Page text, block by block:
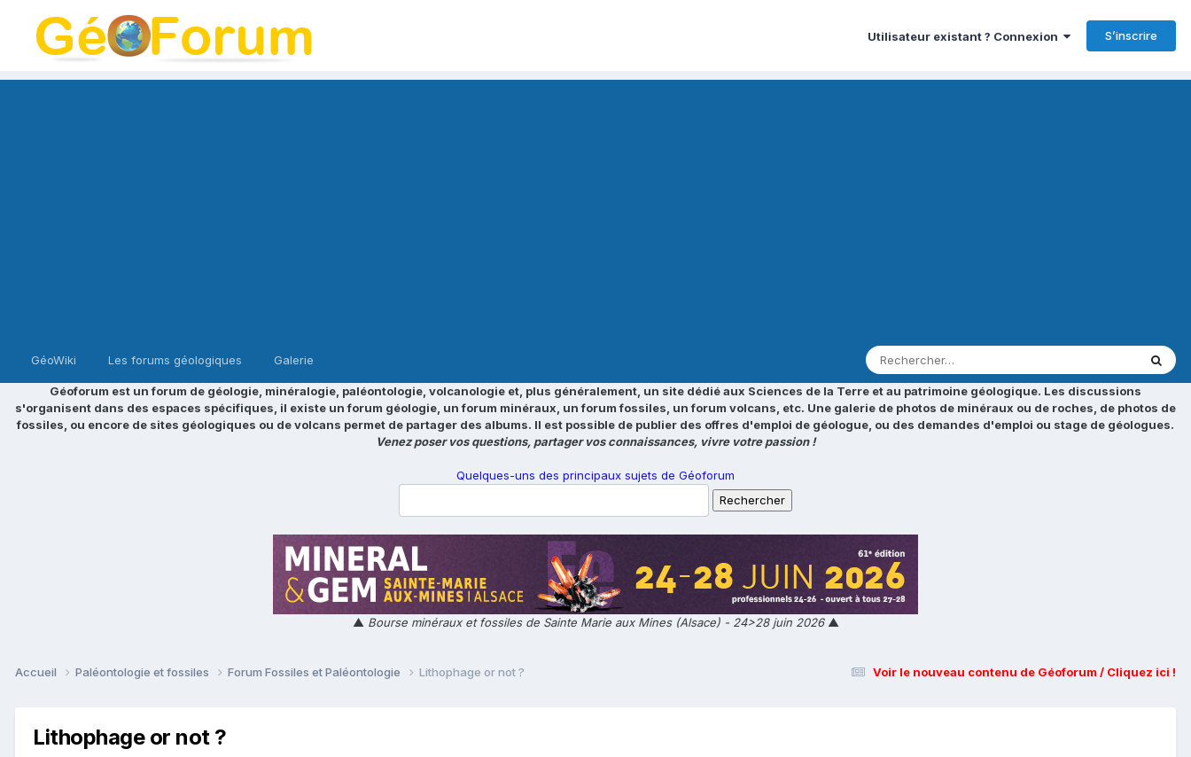
Utilisateur existant ? Connexion S’inscrire
GéoWiki Les forums géologiques Galerie
Géoforum est un forum de géologie, minéralogie, paléontologie, volcanologie et, plus généralement, un site dédié aux Sciences de la Terre et au patrimoine géologique. Les discussions
s'organisent dans des espaces spécifiques, il existe un forum géologie, un forum minéraux, un forum fossiles, un forum volcans, etc. Une galerie de photos de minéraux ou de roches, de photos de
fossiles, ou encore de sites géologiques ou de volcans permet de partager des albums. Il est possible de publier des offres d'emploi de géologue, ou des demandes d'emploi ou stage de géologues.
Venez poser vos questions, partager vos connaissances, vivre votre passion !
Quelques-uns des principaux sujets de Géoforum
▲ Bourse minéraux et fossiles de Sainte Marie aux Mines (Alsace) - 24>28 juin 2026▲
Voir le nouveau contenu de Géoforum / Cliquez ici !
Accueil Paléontologie et fossiles Forum Fossiles et Paléontologie Lithophage or not ?
Lithophage or not ?